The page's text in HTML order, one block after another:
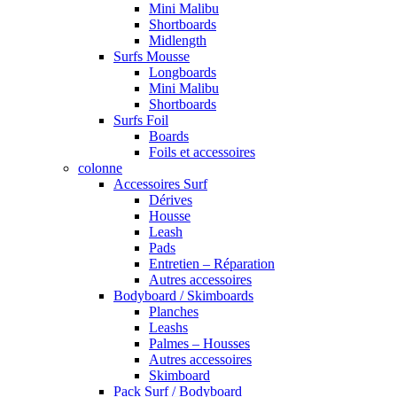
Mini Malibu
Shortboards
Midlength
Surfs Mousse
Longboards
Mini Malibu
Shortboards
Surfs Foil
Boards
Foils et accessoires
colonne
Accessoires Surf
Dérives
Housse
Leash
Pads
Entretien – Réparation
Autres accessoires
Bodyboard / Skimboards
Planches
Leashs
Palmes – Housses
Autres accessoires
Skimboard
Pack Surf / Bodyboard